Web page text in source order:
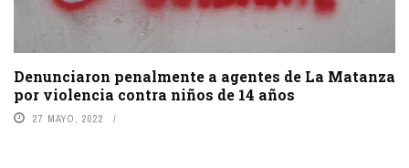
Denunciaron penalmente a agentes de La Matanza
por violencia contra niños de 14 años
27 MAYO, 2022